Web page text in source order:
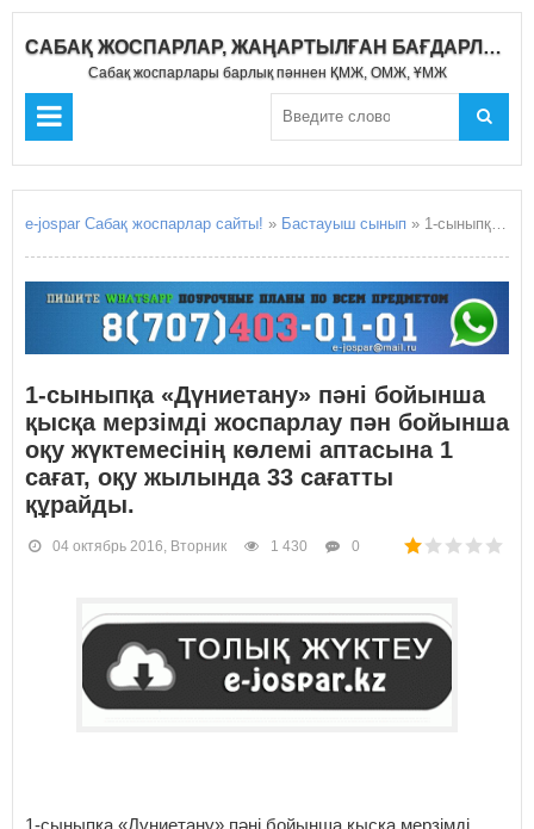
САБАҚ ЖОСПАРЛАР, ЖАҢАРТЫЛҒАН БАҒДАРЛАМА 2020-2021
Сабақ жоспарлары барлық пәннен ҚМЖ, ОМЖ, ҰМЖ
e-jospar Сабақ жоспарлар сайты! » Бастауыш сынып » 1-сыныпқа «Дүниетану» пәні бойынша қысқа мерзімді жоспарлау пән бойынша оқу жүктемесінің көлемі аптасына 1 сағат, оқу жылында 33 сағатты құрайды.
1-сыныпқа «Дүниетану» пәні бойынша
қысқа мерзімді жоспарлау пән бойынша
оқу жүктемесінің көлемі аптасына 1
сағат, оқу жылында 33 сағатты
құрайды.
04 октябрь 2016, Вторник 1 430 0
1-сыныпқа «Дүниетану» пәні бойынша қысқа мерзімді